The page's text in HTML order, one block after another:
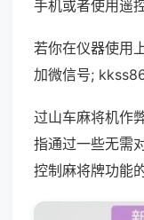
手机或者使用遥控
若你在仪器使用
加微信号;
过山车麻将机作
指通过一些无需
控制麻将牌功能